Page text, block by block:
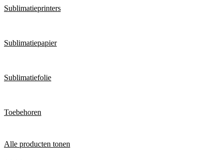
Sublimatieprinters
Sublimatiepapier
Sublimatiefolie
Toebehoren
Alle producten tonen